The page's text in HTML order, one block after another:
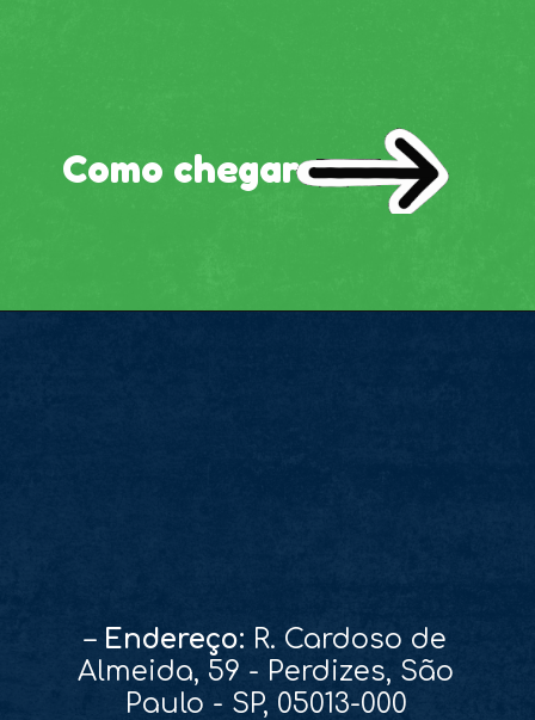
– Endereço: R. Cardoso de
Almeida, 59 - Perdizes, São
Paulo - SP, 05013-000